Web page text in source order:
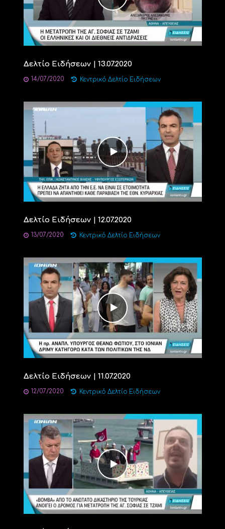
Δελτίο Ειδήσεων | 13.07.2020
14/07/2020 Κεντρικό Δελτίο Ειδήσεων
Δελτίο Ειδήσεων | 12.07.2020
13/07/2020 Κεντρικό Δελτίο Ειδήσεων
Δελτίο Ειδήσεων | 11.07.2020
12/07/2020 Κεντρικό Δελτίο Ειδήσεων